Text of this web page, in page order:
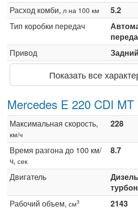
Расход комби, л на 100 км
5.2
Тип коробки передач
Привод
Задний
Показать все
Mercedes E 220 CDI MT
Максимальная скорость,
км/ч
228
Время разгона до 100 км/
ч, сек
8.7
Двигатель
Рабочий объем, см3
2143